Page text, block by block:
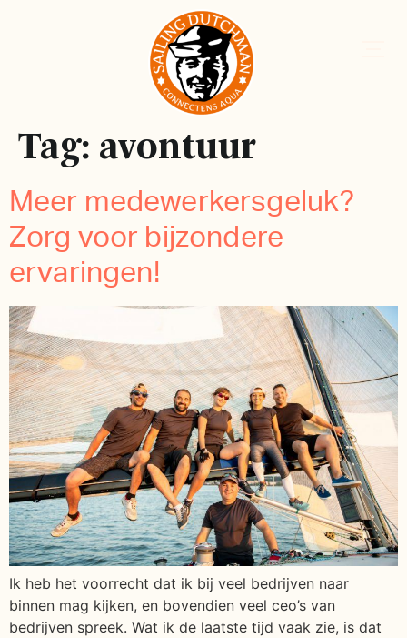
Tag: avontuur
Meer medewerkersgeluk?
Zorg voor bijzondere
ervaringen!
Ik heb het voorrecht dat ik bij veel bedrijven naar
binnen mag kijken, en bovendien veel ceo’s van
bedrijven spreek. Wat ik de laatste tijd vaak zie, is dat